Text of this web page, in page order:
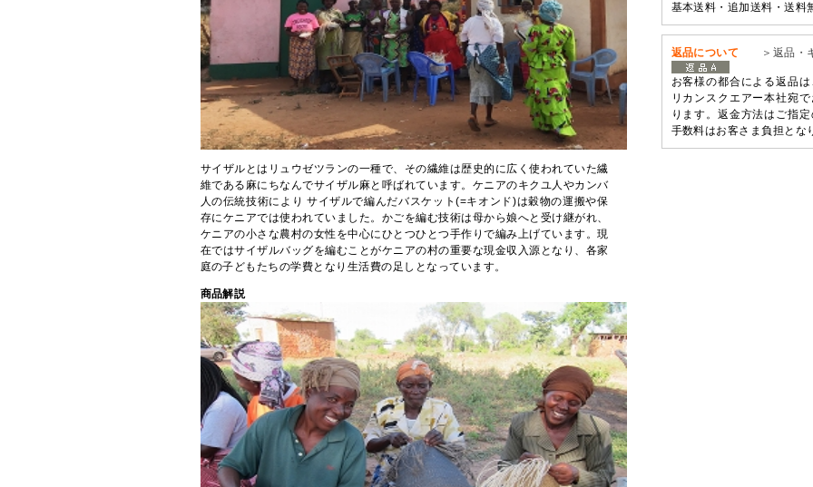
サイザルとはリュウゼツランの一種で、その繊維は歴史的に広く使われていた繊
維である麻にちなんでサイザル麻と呼ばれています。ケニアのキクユ人やカンバ
人の伝統技術により サイザルで編んだバスケット(=キオンド)は穀物の運搬や保
存にケニアでは使われていました。かごを編む技術は母から娘へと受け継がれ、
ケニアの小さな農村の女性を中心にひとつひとつ手作りで編み上げています。現
在ではサイザルバッグを編むことがケニアの村の重要な現金収入源となり、各家
庭の子どもたちの学費となり生活費の足しとなっています。
商品解説
基本送料・追加送料・送料
返品について ＞返品・
お客様の都合による返品
リカンスクエアー本社宛
ります。返金方法はご指
手数料はお客さま負担とな